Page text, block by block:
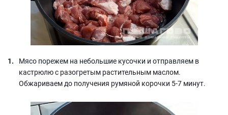
Мясо порежем на небольшие кусочки и отправляем в
кастрюлю с разогретым растительным маслом.
Обжариваем до получения румяной корочки 5-7 минут.